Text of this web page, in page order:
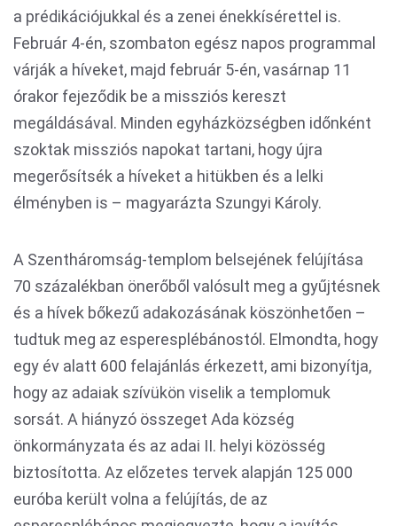
a prédikációjukkal és a zenei énekkísérettel is.
Február 4-én, szombaton egész napos programmal
várják a híveket, majd február 5-én, vasárnap 11
órakor fejeződik be a missziós kereszt
megáldásával. Minden egyházközségben időnként
szoktak missziós napokat tartani, hogy újra
megerősítsék a híveket a hitükben és a lelki
élményben is – magyarázta Szungyi Károly.
A Szentháromság-templom belsejének felújítása
70 százalékban önerőből valósult meg a gyűjtésnek
és a hívek bőkezű adakozásának köszönhetően –
tudtuk meg az esperesplébánostól. Elmondta, hogy
egy év alatt 600 felajánlás érkezett, ami bizonyítja,
hogy az adaiak szívükön viselik a templomuk
sorsát. A hiányzó összeget Ada község
önkormányzata és az adai II. helyi közösség
biztosította. Az előzetes tervek alapján 125 000
euróba került volna a felújítás, de az